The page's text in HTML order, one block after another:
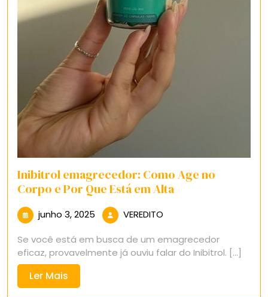
Inibitrol emagrecedor: Como Age no
Corpo e Por Que Está em Alta
junho 3, 2025 junho
2025
VEREDITO
Se você está em busca de um emagrecedor
eficaz, provavelmente já ouviu falar do Inibitrol. [...]
Ler Mais
Mais